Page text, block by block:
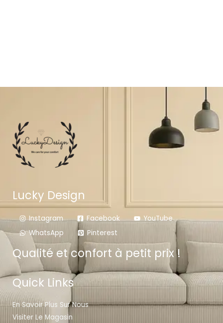
Lucky Design
Instagram Facebook
YouTube
WhatsApp
Pinterest
Qualité et confort à petit prix !
Quick Links
En Savoir Plus Sur Nous
Visiter Le Magasin